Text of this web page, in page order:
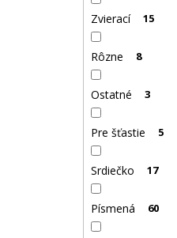
Zvierací 15
Rôzne 8
Ostatné 3
Pre šťastie 5
Srdiečko 17
Písmená 60